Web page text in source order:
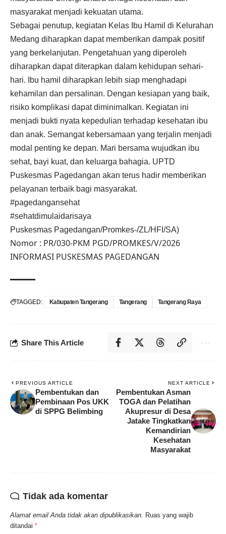
masyarakat menjadi kekuatan utama.
Sebagai penutup, kegiatan Kelas Ibu Hamil di Kelurahan
Medang diharapkan dapat memberikan dampak positif
yang berkelanjutan. Pengetahuan yang diperoleh
diharapkan dapat diterapkan dalam kehidupan sehari-
hari. Ibu hamil diharapkan lebih siap menghadapi
kehamilan dan persalinan. Dengan kesiapan yang baik,
risiko komplikasi dapat diminimalkan. Kegiatan ini
menjadi bukti nyata kepedulian terhadap kesehatan ibu
dan anak. Semangat kebersamaan yang terjalin menjadi
modal penting ke depan. Mari bersama wujudkan ibu
sehat, bayi kuat, dan keluarga bahagia. UPTD
Puskesmas Pagedangan akan terus hadir memberikan
pelayanan terbaik bagi masyarakat.
#pagedangansehat
#sehatdimulaidarisaya
Puskesmas Pagedangan/Promkes-/ZL/HFI/SA)
Nomor : PR/030-PKM PGD/PROMKES/V/2026
INFORMASI PUSKESMAS PAGEDANGAN
TAGGED: Kabupaten Tangerang Tangerang Tangerang Raya
Share This Article
PREVIOUS ARTICLE
Pembentukan dan
Pembinaan Pos UKK
di SPPG Belimbing
NEXT ARTICLE
Pembentukan Asman
TOGA dan Pelatihan
Akupresur di Desa
Jatake Tingkatkan
Kemandirian
Kesehatan
Masyarakat
Tidak ada komentar
Alamat email Anda tidak akan dipublikasikan. Ruas yang wajib
ditandai *